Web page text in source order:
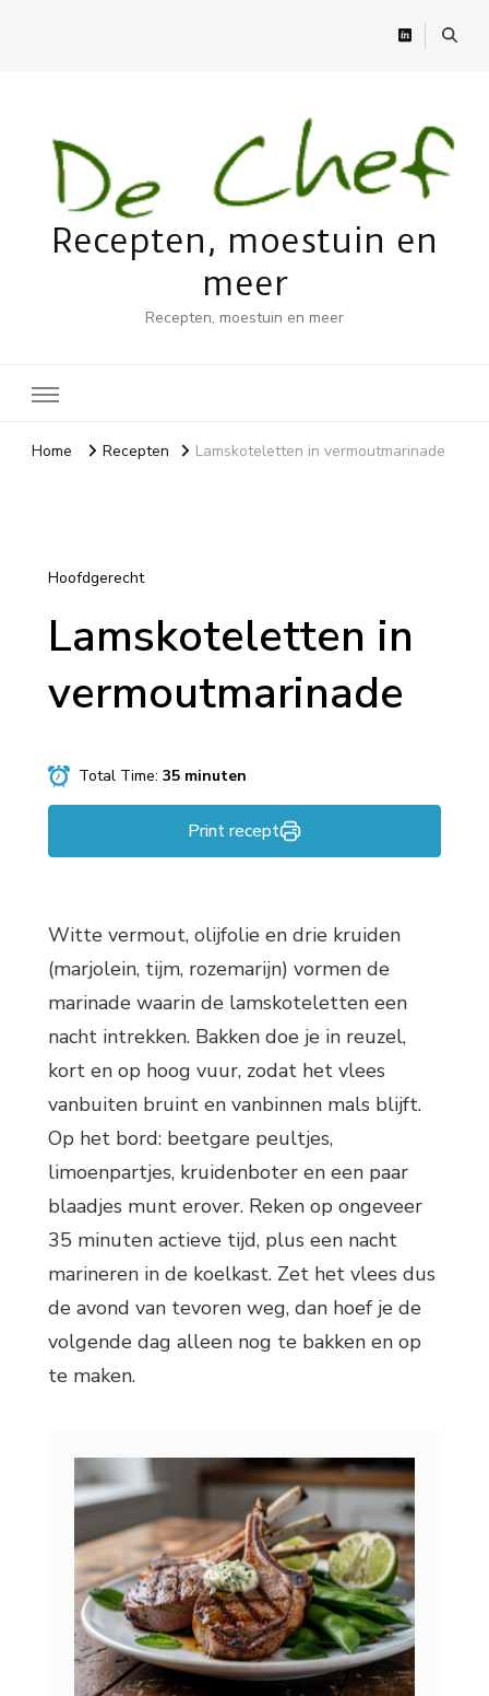
Recepten, moestuin en
meer
Recepten, moestuin en meer
Home Recepten Lamskoteletten in vermoutmarinade
Hoofdgerecht
Lamskoteletten in
vermoutmarinade
Total Time: 35 minuten
Print recept
Witte vermout, olijfolie en drie kruiden
(marjolein, tijm, rozemarijn) vormen de
marinade waarin de lamskoteletten een
nacht intrekken. Bakken doe je in reuzel,
kort en op hoog vuur, zodat het vlees
vanbuiten bruint en vanbinnen mals blijft.
Op het bord: beetgare peultjes,
limoenpartjes, kruidenboter en een paar
blaadjes munt erover. Reken op ongeveer
35 minuten actieve tijd, plus een nacht
marineren in de koelkast. Zet het vlees dus
de avond van tevoren weg, dan hoef je de
volgende dag alleen nog te bakken en op
te maken.